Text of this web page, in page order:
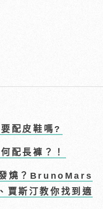
配皮鞋嗎?
配長褲？！
燒？BrunoMars
賈斯汀教你找到適